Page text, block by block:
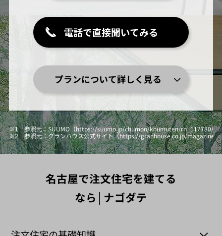
電話で直接聞いてみる
プランについて詳しく見る
※1 参照元：SUUMO（https://suumo.jp/chumon/koumuten/rn_117780/）
※2 参照元：グランハウス公式サイト（https://granhouse.co.jp/magazine/
名古屋で注文住宅を建てる
なら│ナゴダテ